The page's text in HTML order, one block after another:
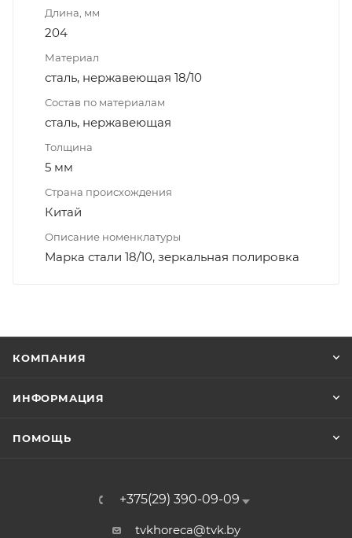
Длина, мм
204
Материал
сталь, нержавеющая 18/10
Состав по материалам
сталь, нержавеющая
Толщина
5 мм
Страна происхождения
Китай
Описание номенклатуры
Марка стали 18/10, зеркальная полировка
КОМПАНИЯ
ИНФОРМАЦИЯ
ПОМОЩЬ
+375(29) 390-09-09
tvkhoreca@tvk.by